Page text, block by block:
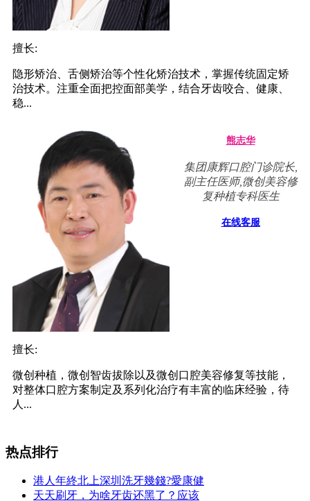
擅长:
隐形矫治、舌侧矫治等个性化矫治技术，掌握传统固定矫
治技术。注重全面把控面部美学，结合牙齿咬合、健康、
稳...
熊志华
集团康辉口腔门诊院长,
副主任医师,微创美容修
复种植专科医生
在线客服
擅长:
微创种植，微创智齿拔除以及微创口腔美容修复等技能，
对整体口腔方案制定及系列化治疗有丰富的临床经验，待
人...
热点排行
港人年終北上深圳洗牙幾錢?愛康健
天天刷牙，为啥牙齿还黑了？应该